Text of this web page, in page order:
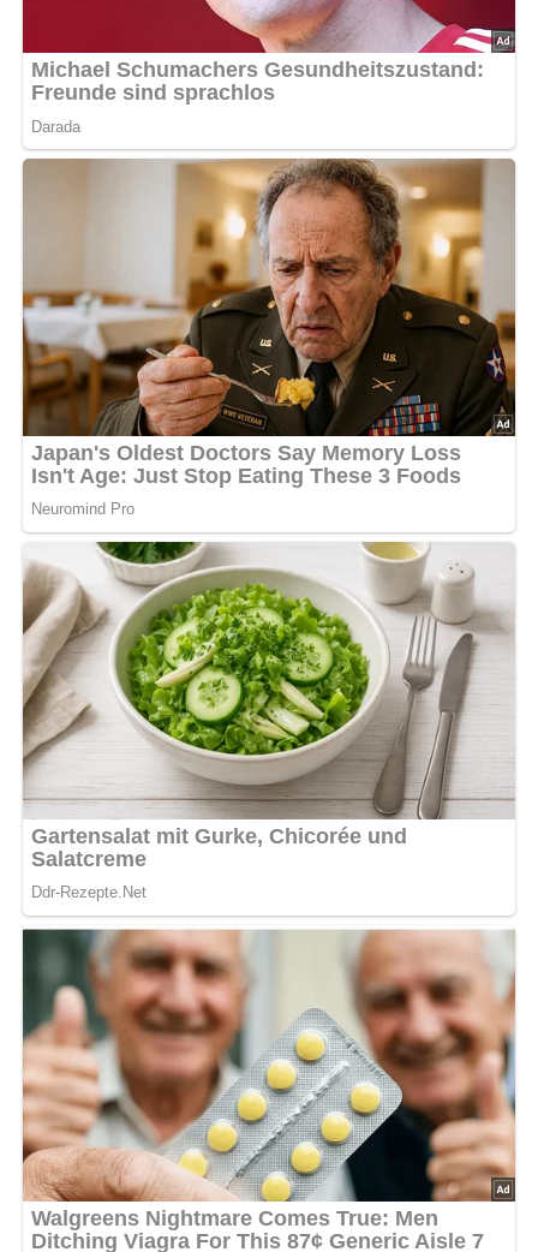
Salz
weißer Pfeffer
Schnittlauch
1/2 Zitrone
Lob, Kritik, Fragen oder Anregungen zum Rezept?
Dann hinterlasse doch bitte einen Kommentar am
Ende dieser Seite & auch eine Bewertung!
Und so wird es gemacht…
Die Fenchelknollen in feine Streifen schneiden und mit
einer aus Speiseöl, Zitronensaft, Pfeffer, Salz und fein
geschnittenem Schnittlauch zubereiteten Marinade
übergießen. Das Obst schälen und entkernen, in Scheiben
schneiden und nach 20—30 Minuten mit dem Fenchel
behutsam vermischen. Den Salat kalt stellen. Die
einzelnen Portionen mit Mandeln garnieren.
Nach: Gemüseküche von A-Z, Artia-Verlag Prag, 1984
Abonniere jetzt unseren Newsletter!
Jetzt Sterne vergeben – Rezept
bewerten
5/5(2 Bewertung)